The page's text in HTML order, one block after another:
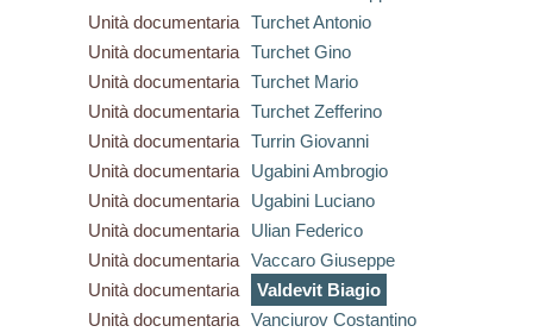
Unità documentaria Turchet Antonio
Unità documentaria Turchet Gino
Unità documentaria Turchet Mario
Unità documentaria Turchet Zefferino
Unità documentaria Turrin Giovanni
Unità documentaria
Ugabini Ambrogio
Unità documentaria
Ugabini Luciano
Unità documentaria
Ulian Federico
Unità documentaria Vaccaro Giuseppe
Unità documentaria
Valdevit Biagio
Unità documentaria Vanciurov Costantino